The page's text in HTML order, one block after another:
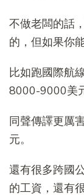
不做老闆的話
的，但如果你
比如跑國際航
8000-9000美
同聲傳譯更厲
元。
還有很多跨國
的工資，還有